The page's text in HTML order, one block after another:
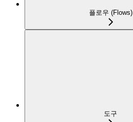
플로우 (Flows)
도구